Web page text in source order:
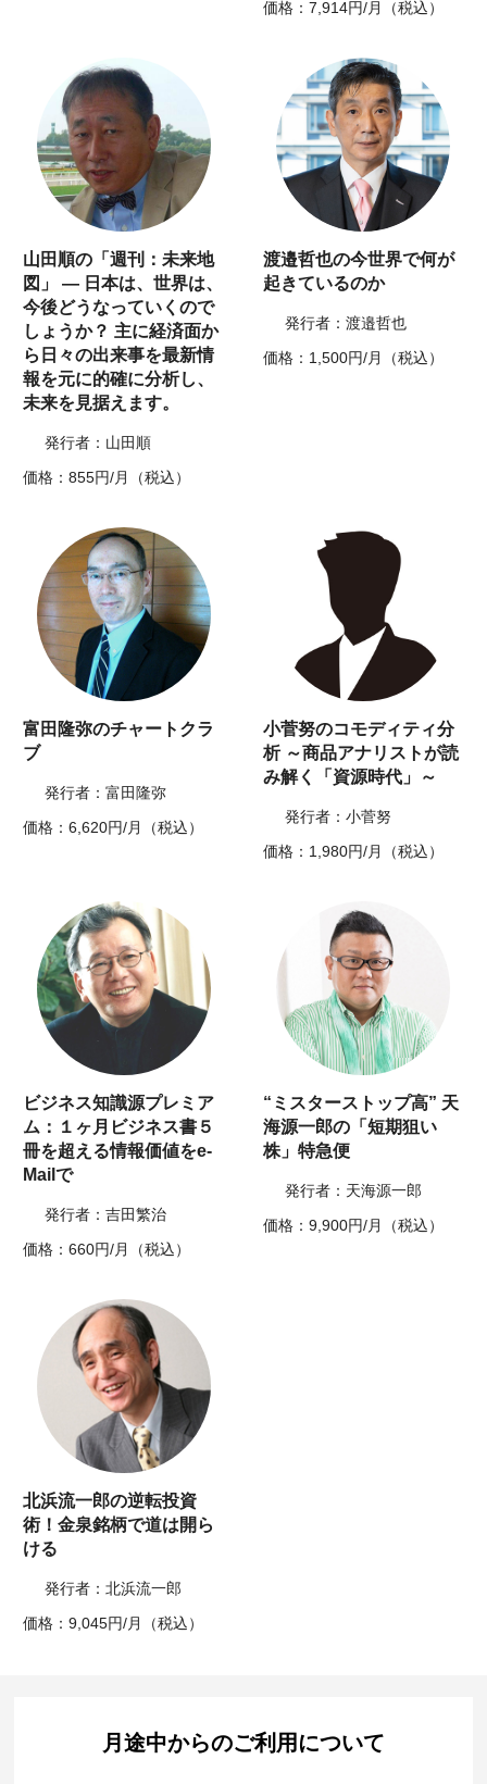
価格：7,914円/月（税込）
山田順の「週刊：未来地
図」 ― 日本は、世界は、
今後どうなっていくので
しょうか？ 主に経済面か
ら日々の出来事を最新情
報を元に的確に分析し、
未来を見据えます。
発行者：山田順
価格：855円/月（税込）
渡邉哲也の今世界で何が
起きているのか
発行者：渡邉哲也
価格：1,500円/月（税込）
富田隆弥のチャートクラ
ブ
発行者：富田隆弥
価格：6,620円/月（税込）
小菅努のコモディティ分
析 ～商品アナリストが読
み解く「資源時代」～
発行者：小菅努
価格：1,980円/月（税込）
ビジネス知識源プレミア
ム：１ヶ月ビジネス書５
冊を超える情報価値をe-
Mailで
発行者：吉田繁治
価格：660円/月（税込）
“ミスターストップ高” 天
海源一郎の「短期狙い
株」特急便
発行者：天海源一郎
価格：9,900円/月（税込）
北浜流一郎の逆転投資
術！金泉銘柄で道は開ら
ける
発行者：北浜流一郎
価格：9,045円/月（税込）
月途中からのご利用について